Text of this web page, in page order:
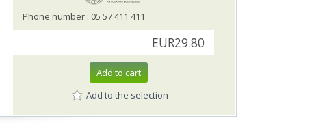
Phone number : 05 57 411 411
EUR29.80
Add to cart
Add to the selection